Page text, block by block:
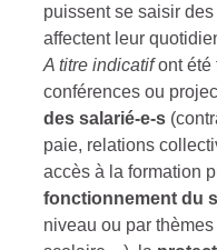
puissent se saisir
affectent leur
A titre indicatifont été
conférences ou
des salarié-e-s
paie, relations
accès à la formation
fonctionnement du
niveau ou par